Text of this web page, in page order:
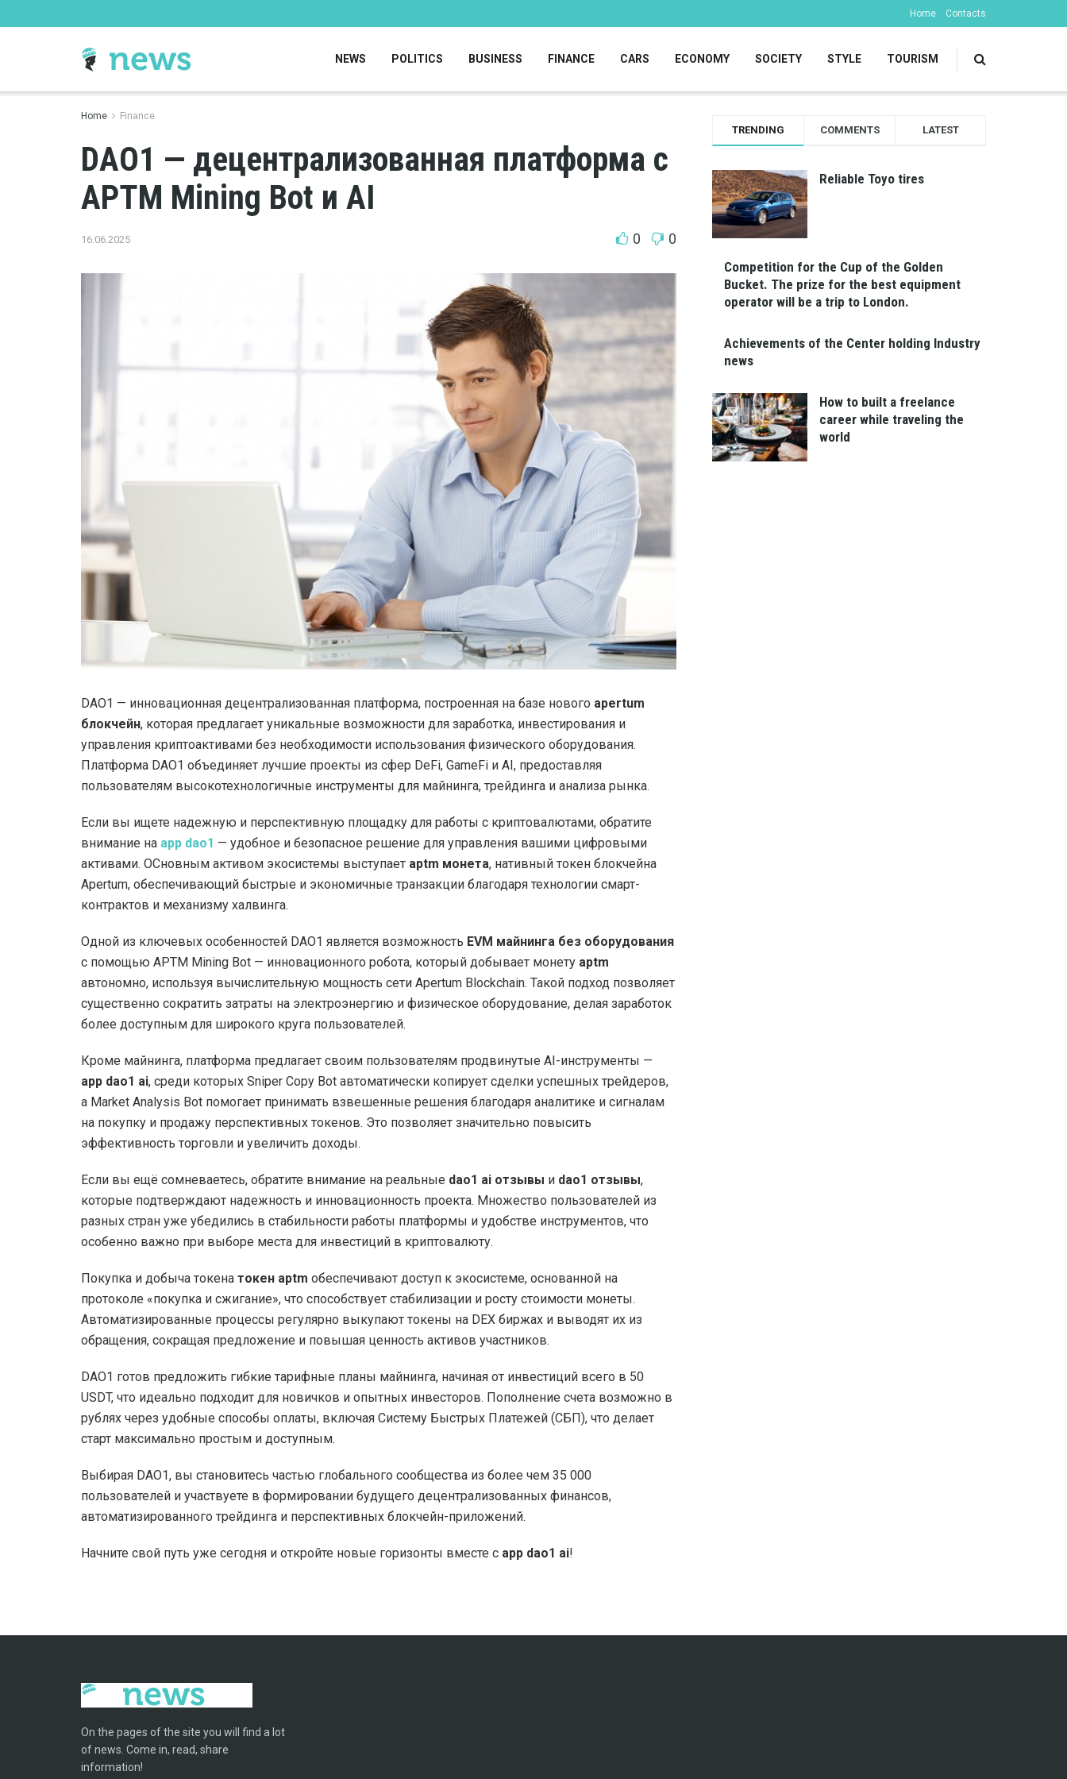
Home Contacts
NEWS POLITICS BUSINESS FINANCE CARS ECONOMY SOCIETY STYLE TOURISM
Home Finance
DAO1 — децентрализованная платформа с
APTM Mining Bot и AI
16.06.2025 0 0
DAO1 — инновационная децентрализованная платформа, построенная на базе нового apertum
блокчейн, которая предлагает уникальные возможности для заработка, инвестирования и
управления криптоактивами без необходимости использования физического оборудования.
Платформа DAO1 объединяет лучшие проекты из сфер DeFi, GameFi и AI, предоставляя
пользователям высокотехнологичные инструменты для майнинга, трейдинга и анализа рынка.
Если вы ищете надежную и перспективную площадку для работы с криптовалютами, обратите
внимание на app dao1 — удобное и безопасное решение для управления вашими цифровыми
активами. ОСновным активом экосистемы выступает aptm монета, нативный токен блокчейна
Apertum, обеспечивающий быстрые и экономичные транзакции благодаря технологии смарт-
контрактов и механизму халвинга.
Одной из ключевых особенностей DAO1 является возможность EVM майнинга без оборудования
с помощью APTM Mining Bot — инновационного робота, который добывает монету aptm
автономно, используя вычислительную мощность сети Apertum Blockchain. Такой подход позволяет
существенно сократить затраты на электроэнергию и физическое оборудование, делая заработок
более доступным для широкого круга пользователей.
Кроме майнинга, платформа предлагает своим пользователям продвинутые AI-инструменты —
app dao1 ai, среди которых Sniper Copy Bot автоматически копирует сделки успешных трейдеров,
а Market Analysis Bot помогает принимать взвешенные решения благодаря аналитике и сигналам
на покупку и продажу перспективных токенов. Это позволяет значительно повысить
эффективность торговли и увеличить доходы.
Если вы ещё сомневаетесь, обратите внимание на реальные dao1 ai отзывы и dao1 отзывы,
которые подтверждают надежность и инновационность проекта. Множество пользователей из
разных стран уже убедились в стабильности работы платформы и удобстве инструментов, что
особенно важно при выборе места для инвестиций в криптовалюту.
Покупка и добыча токена токен aptm обеспечивают доступ к экосистеме, основанной на
протоколе «покупка и сжигание», что способствует стабилизации и росту стоимости монеты.
Автоматизированные процессы регулярно выкупают токены на DEX биржах и выводят их из
обращения, сокращая предложение и повышая ценность активов участников.
DAO1 готов предложить гибкие тарифные планы майнинга, начиная от инвестиций всего в 50
USDT, что идеально подходит для новичков и опытных инвесторов. Пополнение счета возможно в
рублях через удобные способы оплаты, включая Систему Быстрых Платежей (СБП), что делает
старт максимально простым и доступным.
Выбирая DAO1, вы становитесь частью глобального сообщества из более чем 35 000
пользователей и участвуете в формировании будущего децентрализованных финансов,
автоматизированного трейдинга и перспективных блокчейн-приложений.
Начните свой путь уже сегодня и откройте новые горизонты вместе с app dao1 ai!
TRENDING COMMENTS LATEST
Reliable Toyo tires
Competition for the Cup of the Golden
Bucket. The prize for the best equipment
operator will be a trip to London.
Achievements of the Center holding Industry
news
How to built a freelance
career while traveling the
world
On the pages of the site you will find a lot
of news. Come in, read, share
information!